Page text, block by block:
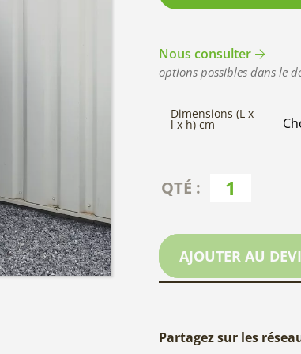
Nous consulter
options possibles dans le
Dimensions (L x
l x h) cm
AJOUTER AU
Partagez sur les